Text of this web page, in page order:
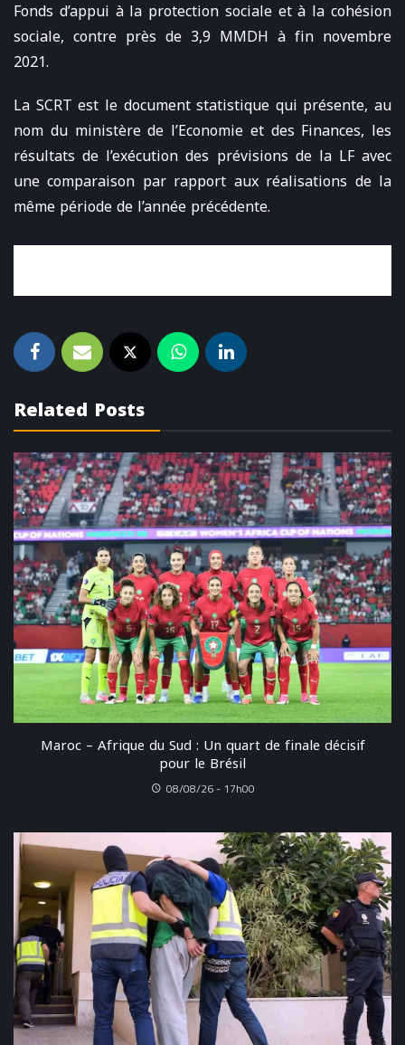
Fonds d’appui à la protection sociale et à la cohésion
sociale, contre près de 3,9 MMDH à fin novembre
2021.
La SCRT est le document statistique qui présente, au
nom du ministère de l’Economie et des Finances, les
résultats de l’exécution des prévisions de la LF avec
une comparaison par rapport aux réalisations de la
même période de l’année précédente.
Related Posts
Maroc – Afrique du Sud : Un quart de finale décisif
pour le Brésil
08/08/26 - 17h00